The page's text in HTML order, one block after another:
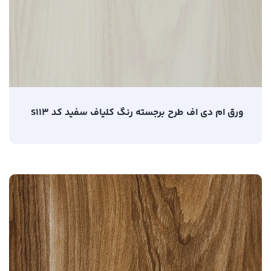
ورق ام دی اف طرح برجسته رنگ کلیاف سفید کد S113